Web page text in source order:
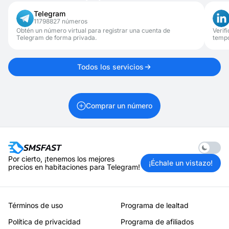
cancelas antes de que llegue el SMS, tu saldo se reembolsará
de inmediato. La opción de reembolso al saldo reduce el riesgo
financiero de probar con otro número o país.
Telegram
11798827 números
Obtén un número virtual para registrar una cuenta de
Telegram de forma privada.
Todos los servicios
Comprar un número
Enable
Por cierto, ¡tenemos los mejores
precios en habitaciones para Telegram!
¡Échale un vistazo!
Términos de uso
Programa de lealtad
Política de privacidad
Programa de afiliados